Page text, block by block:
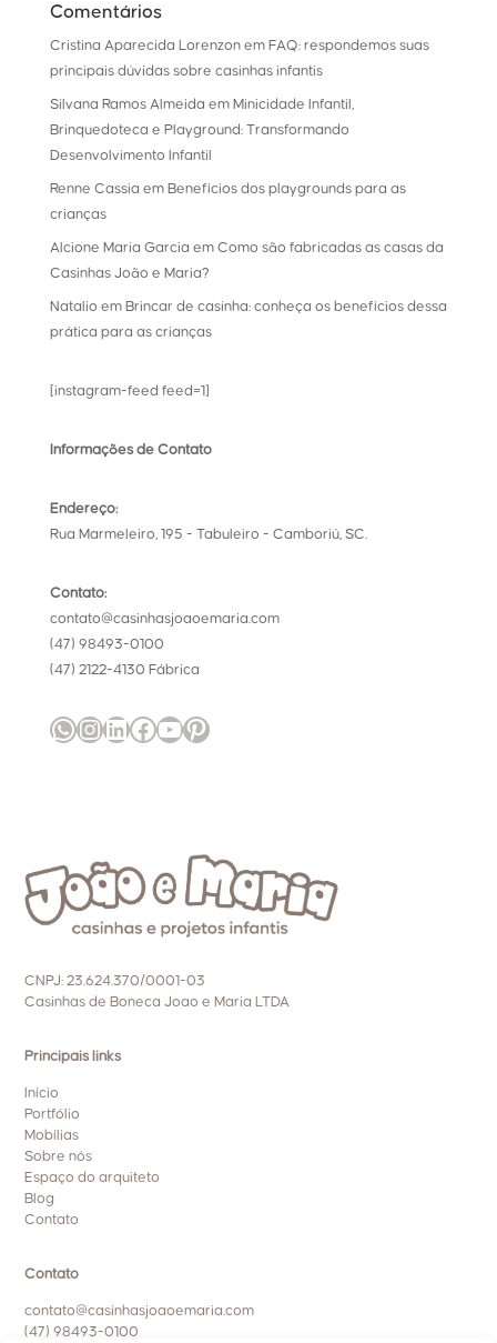
Comentários
Cristina Aparecida Lorenzonem FAQ: respondemos suas
principais dúvidas sobre casinhas infantis
Silvana Ramos Almeida em Minicidade Infantil,
Brinquedoteca e Playground: Transformando
Desenvolvimento Infantil
Renne Cassia em Benefícios dos playgrounds para as
crianças
Alcione Maria Garcia em Como são fabricadas as casas da
Casinhas João e Maria?
Natalio em Brincar de casinha: conheça os benefícios dessa
prática para as crianças
[instagram-feed feed=1]
Informações de Contato
Endereço:
Rua Marmeleiro, 195 - Tabuleiro - Camboriú, SC.
Contato:
contato@casinhasjoaoemaria.com
(47) 98493-0100
(47) 2122-4130 Fábrica
WhatsApp
Instagram
LinkedIn
Facebook
Youtube
Pinterest
CNPJ: 23.624.370/0001-03
Casinhas de Boneca Joao e Maria LTDA
Principais links
Início
Portfólio
Mobílias
Sobre nós
Espaço do arquiteto
Blog
Contato
Contato
contato@casinhasjoaoemaria.com
(47) 98493-0100